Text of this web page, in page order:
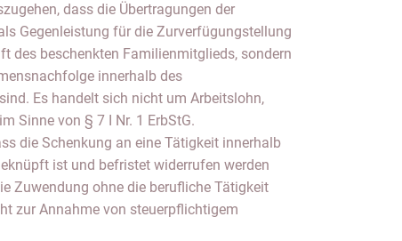
dass die Übertragungen der
Gegenleistung für die Zurverfügungstellung
des beschenkten Familienmitglieds, sondern
innerhalb des
Es handelt sich nicht um Arbeitslohn,
Sinne von § 7 I Nr. 1 ErbStG.
die Schenkung an eine Tätigkeit innerhalb
ist und befristet widerrufen werden
Zuwendung ohne die berufliche Tätigkeit
zur Annahme von steuerpflichtigem